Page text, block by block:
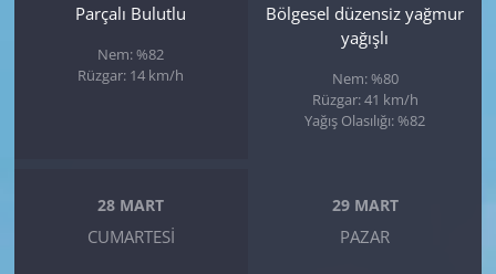
Parçalı Bulutlu
Nem: %82
Rüzgar: 14 km/h
Bölgesel düzensiz yağmur
yağışlı
Nem: %80
Rüzgar: 41 km/h
Yağış Olasılığı: %82
28 MART
CUMARTESI
29 MART
PAZAR